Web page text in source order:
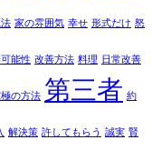
家の雰囲気 幸せ 形式だけ 怒
能性 改善方法 料理 日常改善
極の方法 第三者 約
解決策 許してもらう 誠実 賢